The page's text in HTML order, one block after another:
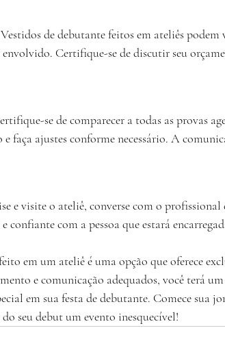
de debutante feitos em ateliês podem
Certifique-se de discutir seu
se de comparecer a todas as provas
faça ajustes conforme necessário. A
e visite o ateliê, converse com o profissional
com a pessoa que estará
em um ateliê é uma opção que oferece
e comunicação adequados, você terá
em sua festa de debutante. Comece sua
seu debut um evento inesquecível!